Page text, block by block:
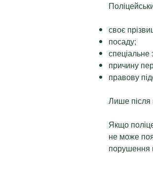
своє
посаду;
спеціальне
причину
правову
Лише після
Якщо
не може
порушення